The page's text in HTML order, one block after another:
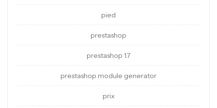
pied
prestashop
prestashop 1.7
prestashop module generator
prix